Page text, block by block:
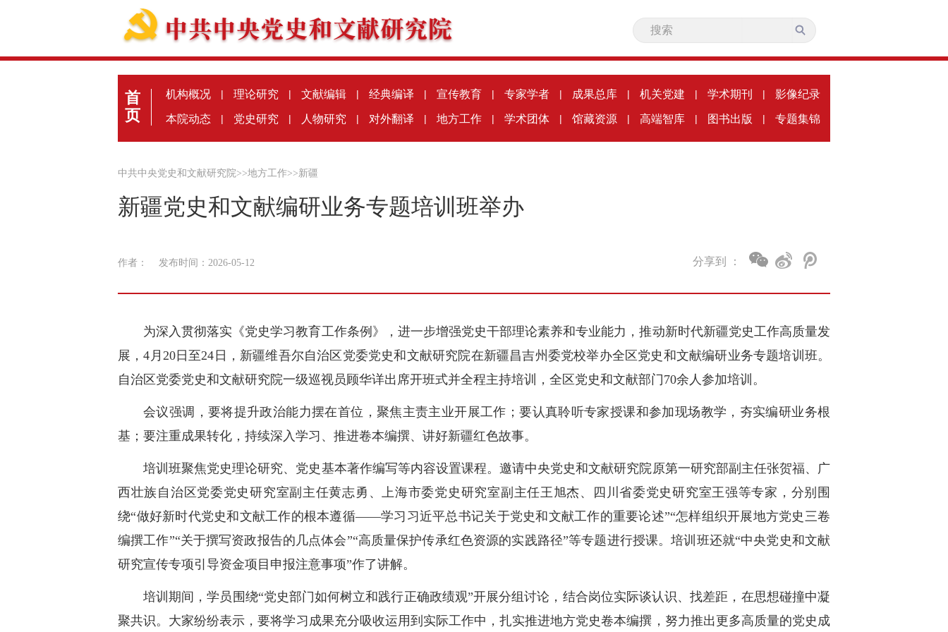
首
页
机构概况 | 理论研究 | 文献编辑 | 经典编译 | 宣传教育 | 专家学者 | 成果总库 | 机关党建 | 学术期刊 | 影像纪录
本院动态 | 党史研究 | 人物研究 | 对外翻译 | 地方工作 | 学术团体 | 馆藏资源 | 高端智库 | 图书出版 | 专题集锦
中共中央党史和文献研究院>>地方工作>>新疆
新疆党史和文献编研业务专题培训班举办
作者： 发布时间：2026-05-12 分享到 ：
为深入贯彻落实《党史学习教育工作条例》，进一步增强党史干部理论素养和专业能力，推动新时代新疆党史工作高质量发
展，4月20日至24日，新疆维吾尔自治区党委党史和文献研究院在新疆昌吉州委党校举办全区党史和文献编研业务专题培训班。
自治区党委党史和文献研究院一级巡视员顾华详出席开班式并全程主持培训，全区党史和文献部门70余人参加培训。
会议强调，要将提升政治能力摆在首位，聚焦主责主业开展工作；要认真聆听专家授课和参加现场教学，夯实编研业务根
基；要注重成果转化，持续深入学习、推进卷本编撰、讲好新疆红色故事。
培训班聚焦党史理论研究、党史基本著作编写等内容设置课程。邀请中央党史和文献研究院原第一研究部副主任张贺福、广
西壮族自治区党委党史研究室副主任黄志勇、上海市委党史研究室副主任王旭杰、四川省委党史研究室王强等专家，分别围
绕“做好新时代党史和文献工作的根本遵循——学习习近平总书记关于党史和文献工作的重要论述”“怎样组织开展地方党史三卷
编撰工作”“关于撰写资政报告的几点体会”“高质量保护传承红色资源的实践路径”等专题进行授课。培训班还就“中央党史和文献
研究宣传专项引导资金项目申报注意事项”作了讲解。
培训期间，学员围绕“党史部门如何树立和践行正确政绩观”开展分组讨论，结合岗位实际谈认识、找差距，在思想碰撞中凝
聚共识。大家纷纷表示，要将学习成果充分吸收运用到实际工作中，扎实推进地方党史卷本编撰，努力推出更多高质量的党史成